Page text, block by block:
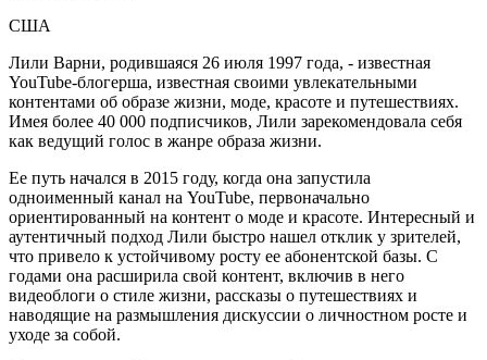
США
Лили Варни, родившаяся 26 июля 1997 года, - известная
YouTube-блогерша, известная своими увлекательными
контентами об образе жизни, моде, красоте и путешествиях.
Имея более 40 000 подписчиков, Лили зарекомендовала себя
как ведущий голос в жанре образа жизни.
Ее путь начался в 2015 году, когда она запустила
одноименный канал на YouTube, первоначально
ориентированный на контент о моде и красоте. Интересный и
аутентичный подход Лили быстро нашел отклик у зрителей,
что привело к устойчивому росту ее абонентской базы. С
годами она расширила свой контент, включив в него
видеоблоги о стиле жизни, рассказы о путешествиях и
наводящие на размышления дискуссии о личностном росте и
уходе за собой.